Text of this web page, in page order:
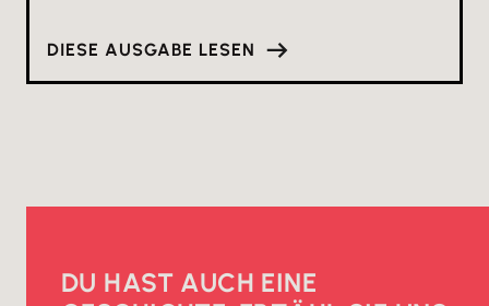
DIESE AUSGABE LESEN
DU HAST AUCH EINE